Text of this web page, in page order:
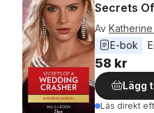
Secrets
Av
E-bok
58 kr
Lägg
Läs direkt